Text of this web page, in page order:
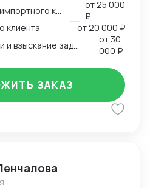
суд / Рига, Латвия,
суд IAC / Алматы,
от25 000
₽
клиента
от20 000 ₽
от 30
000 ₽
ЗАКАЗ